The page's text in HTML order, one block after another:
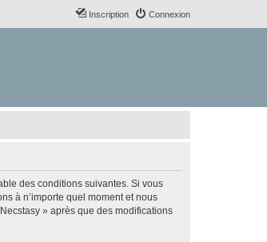
Connexion
Inscription
des conditions suivantes. Si vous
à n’importe quel moment et nous
» après que des modifications